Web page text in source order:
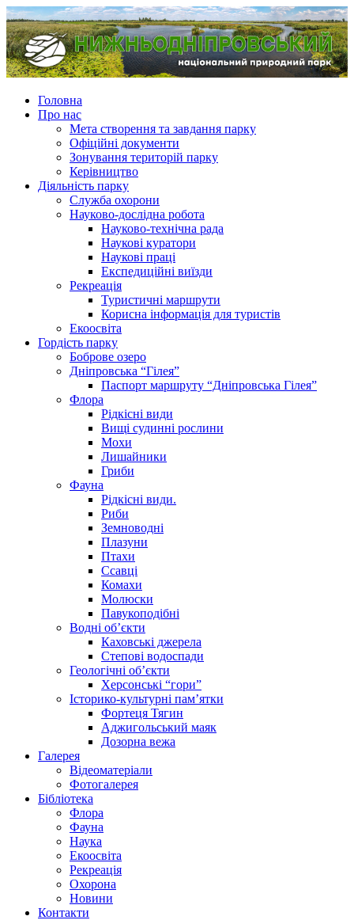
Головна
Про нас
Мета створення та завдання парку
Офіційні документи
Зонування територій парку
Керівництво
Діяльність парку
Служба охорони
Науково-дослідна робота
Науково-технічна рада
Наукові куратори
Наукові праці
Експедиційні виїзди
Рекреація
Туристичні маршрути
Корисна інформація для туристів
Екоосвіта
Гордість парку
Боброве озеро
Дніпровська “Гілея”
Паспорт маршруту “Дніпровська Гілея”
Флора
Рідкісні види
Вищі судинні рослини
Мохи
Лишайники
Гриби
Фауна
Рідкісні види.
Риби
Земноводні
Плазуни
Птахи
Ссавці
Комахи
Молюски
Павукоподібні
Водні об’єкти
Каховські джерела
Степові водоспади
Геологічні об’єкти
Херсонські “гори”
Історико-культурні пам’ятки
Фортеця Тягин
Аджигольський маяк
Дозорна вежа
Галерея
Відеоматеріали
Фотогалерея
Бібліотека
Флора
Фауна
Наука
Екоосвіта
Рекреація
Охорона
Новини
Контакти